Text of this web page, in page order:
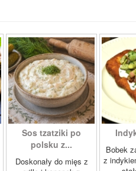
Sos tzatziki po
polsku z...
Doskonały do mięs z
Bobek
z